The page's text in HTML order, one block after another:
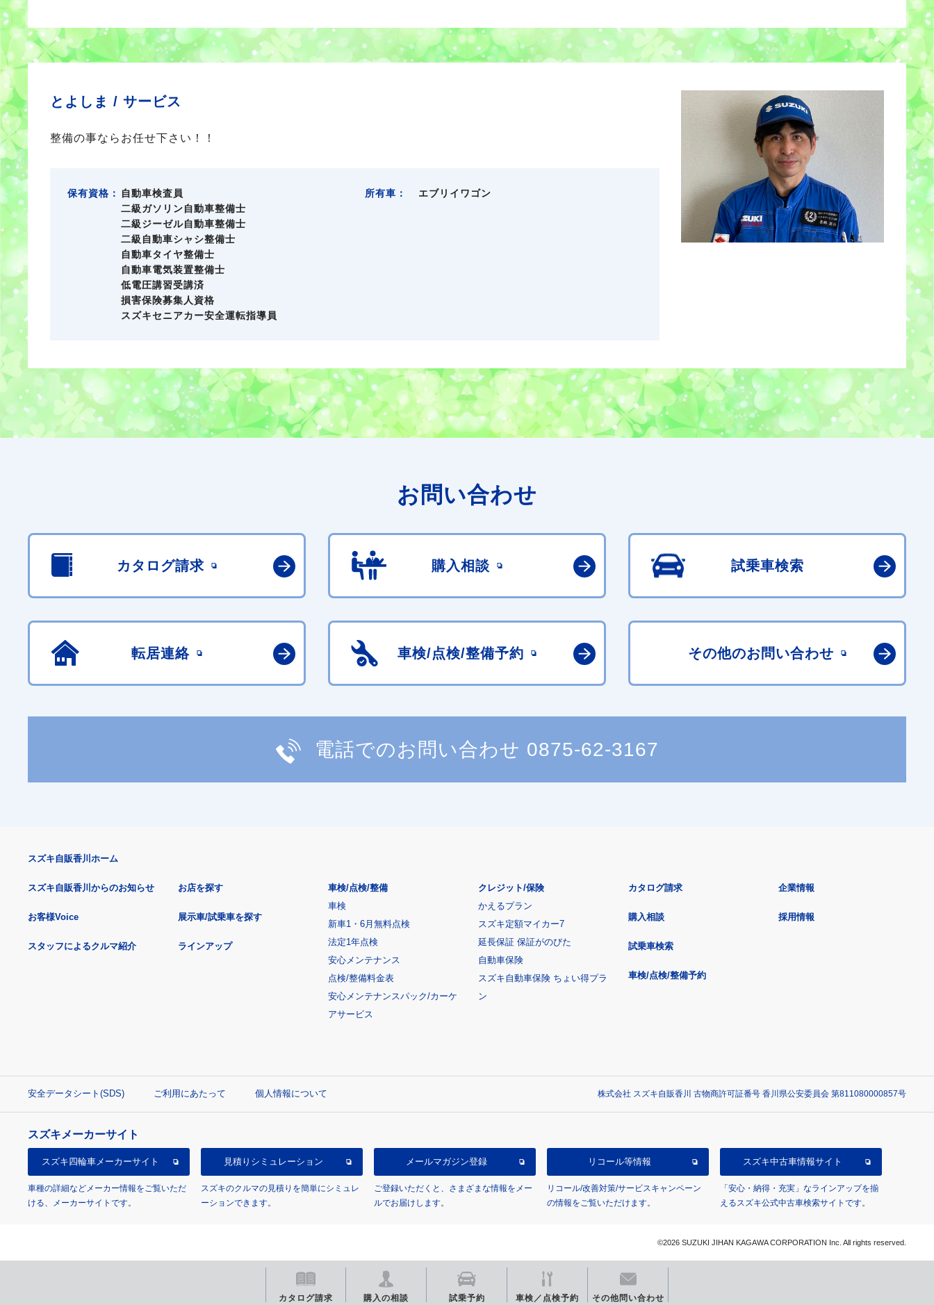
とよしま / サービス
整備の事ならお任せ下さい！！
保有資格：
自動車検査員
二級ガソリン自動車整備士
二級ジーゼル自動車整備士
二級自動車シャシ整備士
自動車タイヤ整備士
自動車電気装置整備士
低電圧講習受講済
損害保険募集人資格
スズキセニアカー安全運転指導員
所有車： エブリイワゴン
お問い合わせ
カタログ請求 購入相談 試乗車検索
転居連絡 車検/点検/整備予約 その他のお問い合わせ
電話でのお問い合わせ 0875-62-3167
カタログ請求 購入の相談 試乗予約 車検／点検予約 その他問い合わせ
スズキ自販香川ホーム
スズキ自販香川からのお知らせ
お客様Voice
スタッフによるクルマ紹介
お店を探す
展示車/試乗車を探す
ラインアップ
車検/点検/整備
車検
新車1・6月無料点検
法定1年点検
安心メンテナンス
点検/整備料金表
安心メンテナンスパック/カーケ
アサービス
クレジット/保険
かえるプラン
スズキ定額マイカー7
延長保証 保証がのびた
自動車保険
スズキ自動車保険 ちょい得プラ
ン
カタログ請求
購入相談
試乗車検索
車検/点検/整備予約
企業情報
採用情報
安全データシート(SDS) ご利用にあたって 個人情報について 株式会社 スズキ自販香川 古物商許可証番号 香川県公安委員会 第811080000857号
スズキメーカーサイト
スズキ四輪車メーカーサイト
車種の詳細などメーカー情報をご覧いただ
ける、メーカーサイトです。
見積り シミュレーション
スズキのクルマの見積りを簡単にシミュレ
ーションできます。
メールマガジン登録
ご登録いただくと、さまざまな情報をメー
ルでお届けします。
リコール等情報
リコール/改善対策/サービスキャンペーン
の情報をご覧いただけます。
スズキ中古車情報サイト
「安心・納得・充実」なラインアップを揃
えるスズキ公式中古車検索サイトです。
©2026 SUZUKI JIHAN KAGAWA CORPORATION Inc. All rights reserved.